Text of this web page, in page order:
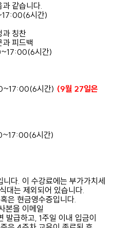
같습니다.
시간)
과 칭찬
피드백
시간)
시간) ​(9월 27일은
시간)
다. 이 수강료에는 부가가치세
대는 제외되어 있습니다.
은 현금영수증입니다.
본을 이메일
급하고, 1주일 이내 입금이